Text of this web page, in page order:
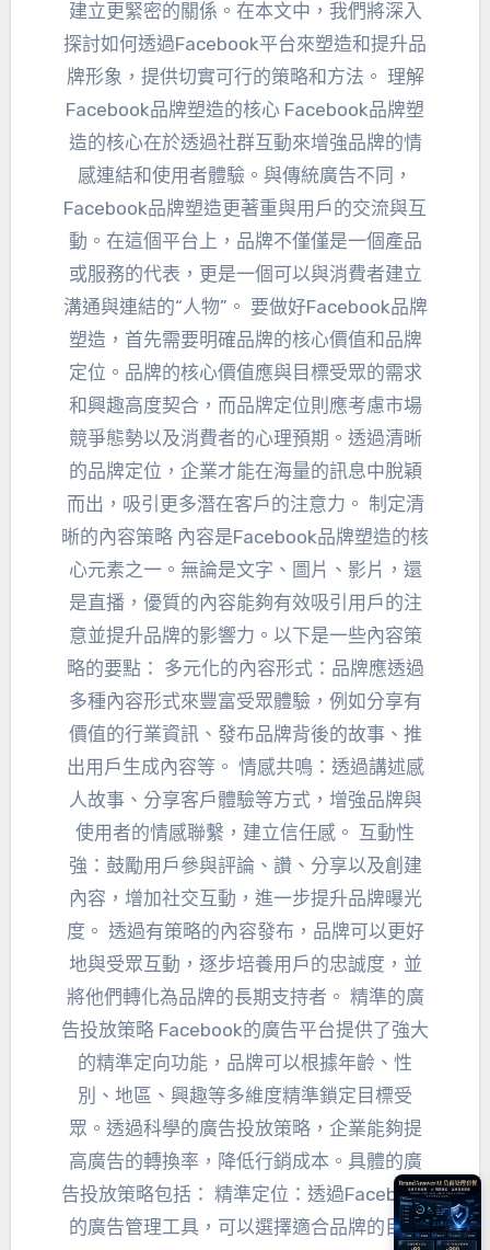
建立更緊密的關係。在本文中，我們將深入
探討如何透過Facebook平台來塑造和提升品
牌形象，提供切實可行的策略和方法。 理解
Facebook品牌塑造的核心 Facebook品牌塑
造的核心在於透過社群互動來增強品牌的情
感連結和使用者體驗。與傳統廣告不同，
Facebook品牌塑造更著重與用戶的交流與互
動。在這個平台上，品牌不僅僅是一個產品
或服務的代表，更是一個可以與消費者建立
溝通與連結的“人物”。 要做好Facebook品牌
塑造，首先需要明確品牌的核心價值和品牌
定位。品牌的核心價值應與目標受眾的需求
和興趣高度契合，而品牌定位則應考慮市場
競爭態勢以及消費者的心理預期。透過清晰
的品牌定位，企業才能在海量的訊息中脫穎
而出，吸引更多潛在客戶的注意力。 制定清
晰的內容策略 內容是Facebook品牌塑造的核
心元素之一。無論是文字、圖片、影片，還
是直播，優質的內容能夠有效吸引用戶的注
意並提升品牌的影響力。以下是一些內容策
略的要點： 多元化的內容形式：品牌應透過
多種內容形式來豐富受眾體驗，例如分享有
價值的行業資訊、發布品牌背後的故事、推
出用戶生成內容等。 情感共鳴：透過講述感
人故事、分享客戶體驗等方式，增強品牌與
使用者的情感聯繫，建立信任感。 互動性
強：鼓勵用戶參與評論、讚、分享以及創建
內容，增加社交互動，進一步提升品牌曝光
度。 透過有策略的內容發布，品牌可以更好
地與受眾互動，逐步培養用戶的忠誠度，並
將他們轉化為品牌的長期支持者。 精準的廣
告投放策略 Facebook的廣告平台提供了強大
的精準定向功能，品牌可以根據年齡、性
別、地區、興趣等多維度精準鎖定目標受
眾。透過科學的廣告投放策略，企業能夠提
高廣告的轉換率，降低行銷成本。具體的廣
告投放策略包括： 精準定位：透過Facebook
的廣告管理工具，可以選擇適合品牌的目標